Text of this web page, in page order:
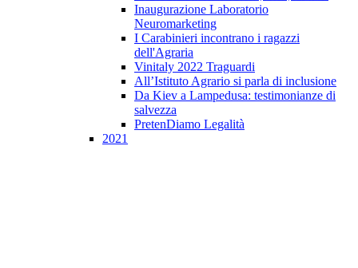
Inaugurazione Laboratorio
Neuromarketing
I Carabinieri incontrano i ragazzi
dell'Agraria
Vinitaly 2022 Traguardi
All’Istituto Agrario si parla di inclusione
Da Kiev a Lampedusa: testimonianze di
salvezza
PretenDiamo Legalità
2021